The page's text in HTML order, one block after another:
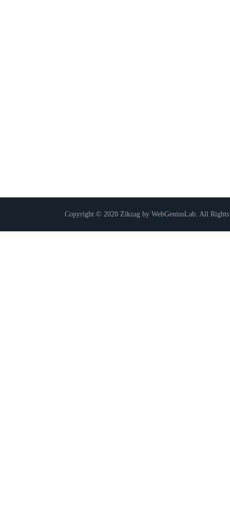
Copyright © 2020 Zikzag by WebGeniusLab. All Rights